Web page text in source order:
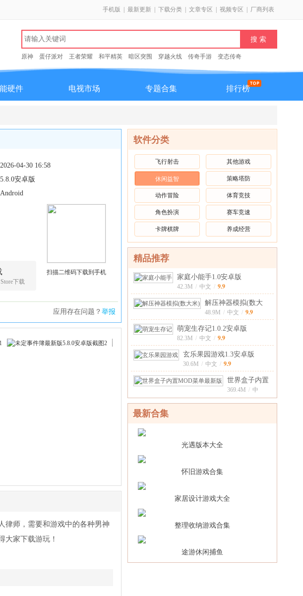
手机版 最新更新 下载分类 文章专区 视频专区 厂商列表
原神 蛋仔派对 王者荣耀 和平精英 暗区突围 穿越火线 传奇手游 变态传奇
硬件 电视市场 专题合集 排行榜
2026-04-30 16:58
5.8.0安卓版
Android
下载
应用存在问题？ 举报
扫描二维码下载到手机
律师，需要和游戏中的各种男神
大家下载游玩！
软件分类
飞行射击 其他游戏
休闲益智 策略塔防
动作冒险 体育竞技
角色扮演 赛车竞速
卡牌棋牌 养成经营
精品推荐
家庭小能手1.0安卓版
42.3M / 中文 / 9.9
解压神器模拟(数大
米)2.0安卓版
48.9M / 中文 / 9.9
萌宠生存记1.0.2安卓版
82.3M / 中文 / 9.9
玄乐果园游戏1.3安卓版
30.6M / 中文 / 9.9
世界盒子内置
MOD菜单最新
版0.5
369.4M / 中
文 / 9.9
最新合集
光遇版本大全
怀旧游戏合集
家居设计游戏大全
整理收纳游戏合集
途游休闲捕鱼